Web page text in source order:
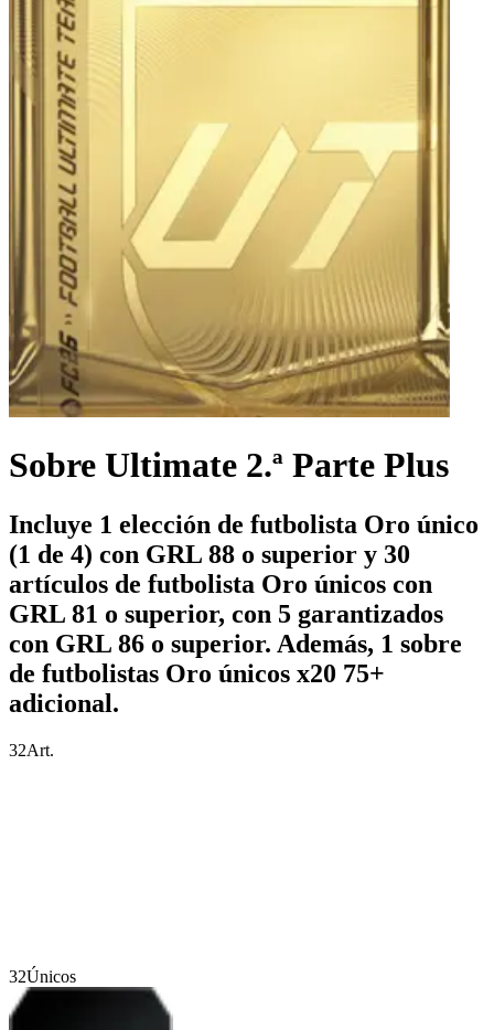
Sobre Ultimate 2.ª Parte Plus
Incluye 1 elección de futbolista Oro único
(1 de 4) con GRL 88 o superior y 30
artículos de futbolista Oro únicos con
GRL 81 o superior, con 5 garantizados
con GRL 86 o superior. Además, 1 sobre
de futbolistas Oro únicos x20 75+
adicional.
32Art.
32Únicos